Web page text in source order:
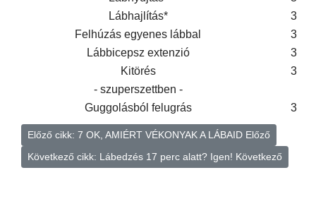
Lábhajlítás*
3
Felhúzás egyenes lábbal
3
Lábbicepsz extenzió
3
Kitörés
3
- szuperszettben -
Guggolásból felugrás
3
Előző cikk: 7 OK, AMIÉRT VÉKONYAK A LÁBAID Előző
Következő cikk: Lábedzés 17 perc alatt? Igen! Következő